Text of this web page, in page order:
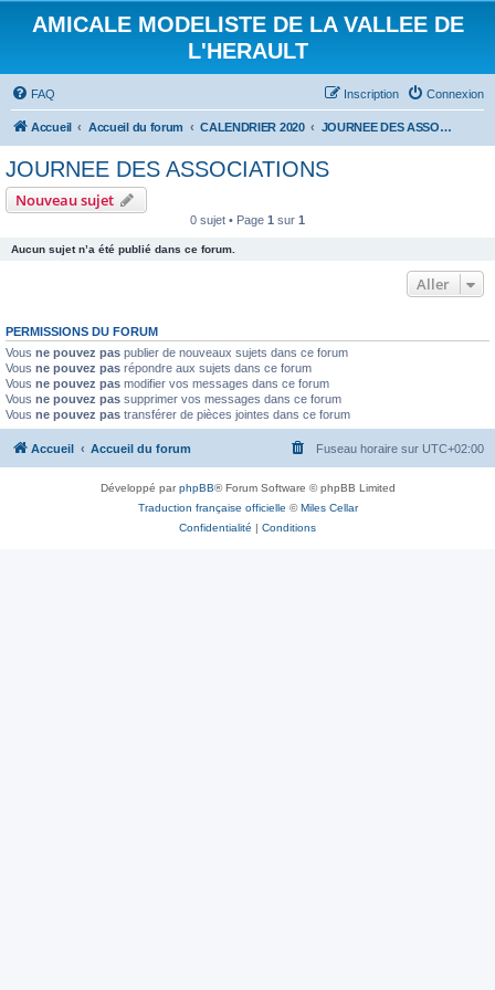
AMICALE MODELISTE DE LA VALLEE DE
L'HERAULT
FAQ Connexion
Inscription
Accueil Accueil du forum CALENDRIER 2020 JOURNEE DES ASSOCIATIONS
JOURNEE DES ASSOCIATIONS
Nouveau sujet
0 sujet • Page 1 sur 1
Aucun sujet n’a été publié dans ce forum.
Aller
PERMISSIONS DU FORUM
Vous ne pouvez pas publier de nouveaux sujets dans ce forum
Vous ne pouvez pas répondre aux sujets dans ce forum
Vous ne pouvez pas modifier vos messages dans ce forum
Vous ne pouvez pas supprimer vos messages dans ce forum
Vous ne pouvez pas transférer de pièces jointes dans ce forum
Accueil Accueil du forum Fuseau horaire sur UTC+02:00
Développé parphpBB® Forum Software © phpBB Limited
Traduction française officielle ©Miles Cellar
Confidentialité | Conditions